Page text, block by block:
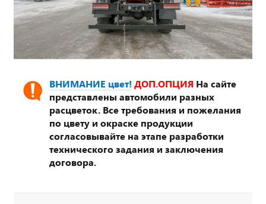
ВНИМАНИЕ цвет! ДОП.ОПЦИЯ На сайте
представлены автомобили разных
расцветок. Все требования и пожелания
по цвету и окраске продукции
согласовывайте на этапе разработки
технического задания и заключения
договора.